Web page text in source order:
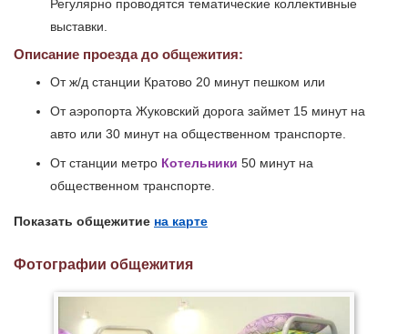
Регулярно проводятся тематические коллективные
выставки.
Описание проезда до общежития:
От ж/д станции Кратово 20 минут пешком или
От аэропорта Жуковский дорога займет 15 минут на
авто или 30 минут на общественном транспорте.
От станции метро Котельники 50 минут на
общественном транспорте.
Показать общежитие на карте
Фотографии общежития